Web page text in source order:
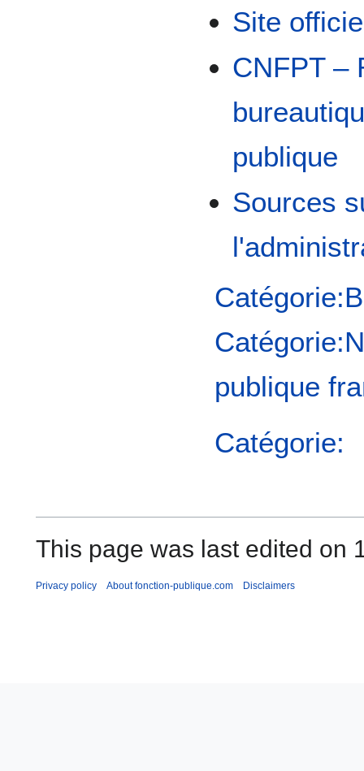
Site
CNFPT –
publique
Sources
publique
Catégorie:
This page was last edited on
Privacy policy About fonction-publique.com Disclaimers